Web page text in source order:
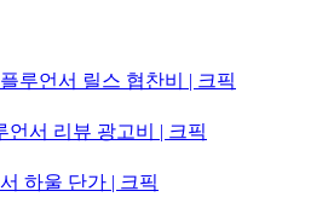
루언서 릴스 협찬비 | 크픽
언서 리뷰 광고비 | 크픽
하울 단가 | 크픽